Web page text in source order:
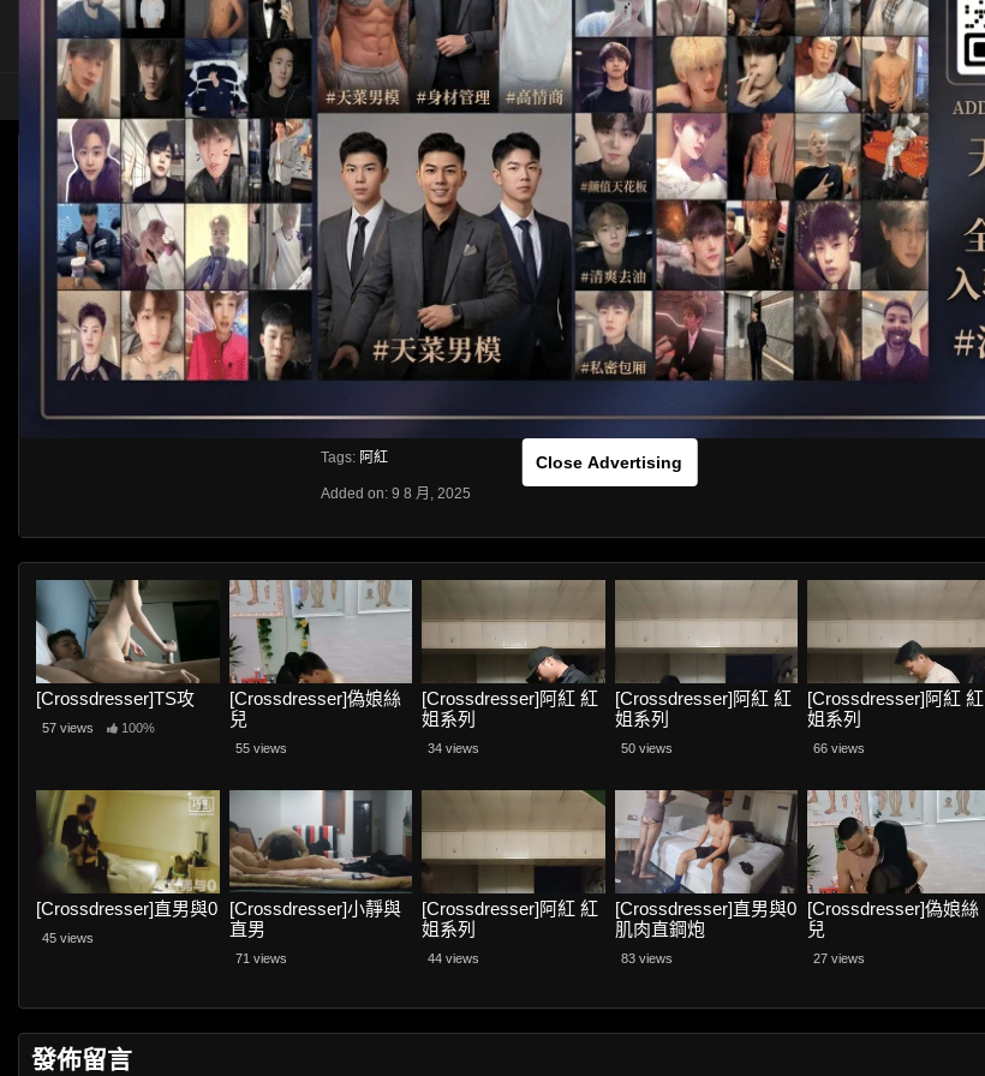
HOME ASIA SOLO OTHER HIDDENCAMERA
Close Advertising
[CROSSDRESSER]阿紅 紅姐系列 HLS
Like About Share
VIEWS
0 0
[rihide]訪問密碼/Access passwords：0145cv326[/rihide]
獲取訪問密碼/Get access passwords： https://ouo.io/MNPo3m
From:G20
Category:Crossdresser
Tags: 阿紅
Added on: 9 8 月, 2025
[Crossdresser]TS攻
57 views 100%
[Crossdresser]偽娘絲
兒
55 views
[Crossdresser]阿紅 紅
姐系列
34 views
[Crossdresser]阿紅 紅
姐系列
50 views
[Crossdresser]阿紅 紅
姐系列
66 views
[Crossdresser]直男與0
45 views
[Crossdresser]小靜與
直男
71 views
[Crossdresser]阿紅 紅
姐系列
44 views
[Crossdresser]直男與0
肌肉直鋼炮
83 views
[Crossdresser]偽娘絲
兒
27 views
發佈留言